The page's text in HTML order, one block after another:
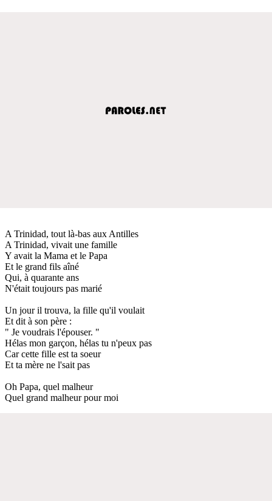
A Trinidad, tout là-bas aux Antilles
A Trinidad, vivait une famille
Y avait la Mama et le Papa
Et le grand fils aîné
Qui, à quarante ans
N'était toujours pas marié
Un jour il trouva, la fille qu'il voulait
Et dit à son père :
" Je voudrais l'épouser. "
Hélas mon garçon, hélas tu n'peux pas
Car cette fille est ta soeur
Et ta mère ne l'sait pas
Oh Papa, quel malheur
Quel grand malheur pour moi